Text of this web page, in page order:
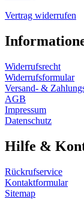
Vertrag widerrufen
Widerrufsrecht
Widerrufsformular
Versand- &
AGB
Impressum
Datenschutz
Hilfe &
Rückrufservice
Kontaktformular
Sitemap